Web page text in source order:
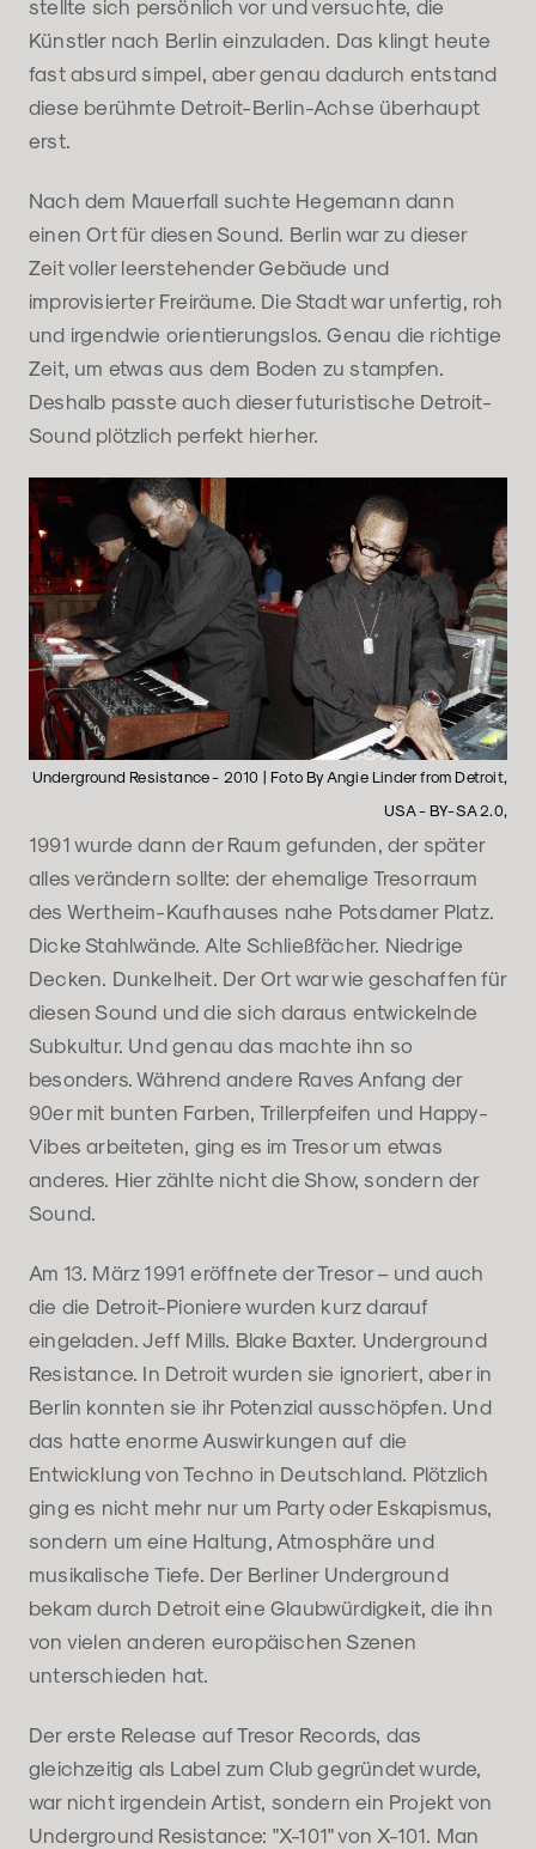
stellte sich persönlich vor und versuchte, die
Künstler nach Berlin einzuladen. Das klingt heute
fast absurd simpel, aber genau dadurch entstand
diese berühmte Detroit-Berlin-Achse überhaupt
erst.
Nach dem Mauerfall suchte Hegemann dann
einen Ort für diesen Sound. Berlin war zu dieser
Zeit voller leerstehender Gebäude und
improvisierter Freiräume. Die Stadt war unfertig, roh
und irgendwie orientierungslos. Genau die richtige
Zeit, um etwas aus dem Boden zu stampfen.
Deshalb passte auch dieser futuristische Detroit-
Sound plötzlich perfekt hierher.
Underground Resistance - 2010 | Foto By Angie Linder from Detroit,
USA - BY-SA 2.0,
1991 wurde dann der Raum gefunden, der später
alles verändern sollte: der ehemalige Tresorraum
des Wertheim-Kaufhauses nahe Potsdamer Platz.
Dicke Stahlwände. Alte Schließfächer. Niedrige
Decken. Dunkelheit. Der Ort war wie geschaffen für
diesen Sound und die sich daraus entwickelnde
Subkultur. Und genau das machte ihn so
besonders. Während andere Raves Anfang der
90er mit bunten Farben, Trillerpfeifen und Happy-
Vibes arbeiteten, ging es im Tresor um etwas
anderes. Hier zählte nicht die Show, sondern der
Sound.
Am 13. März 1991 eröffnete der Tresor – und auch
die die Detroit-Pioniere wurden kurz darauf
eingeladen. Jeff Mills. Blake Baxter. Underground
Resistance. In Detroit wurden sie ignoriert, aber in
Berlin konnten sie ihr Potenzial ausschöpfen. Und
das hatte enorme Auswirkungen auf die
Entwicklung von Techno in Deutschland. Plötzlich
ging es nicht mehr nur um Party oder Eskapismus,
sondern um eine Haltung, Atmosphäre und
musikalische Tiefe. Der Berliner Underground
bekam durch Detroit eine Glaubwürdigkeit, die ihn
von vielen anderen europäischen Szenen
unterschieden hat.
Der erste Release auf Tresor Records, das
gleichzeitig als Label zum Club gegründet wurde,
war nicht irgendein Artist, sondern ein Projekt von
Underground Resistance: "X-101" von X-101. Man